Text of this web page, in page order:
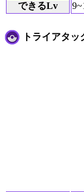
できるLv
トライアタ